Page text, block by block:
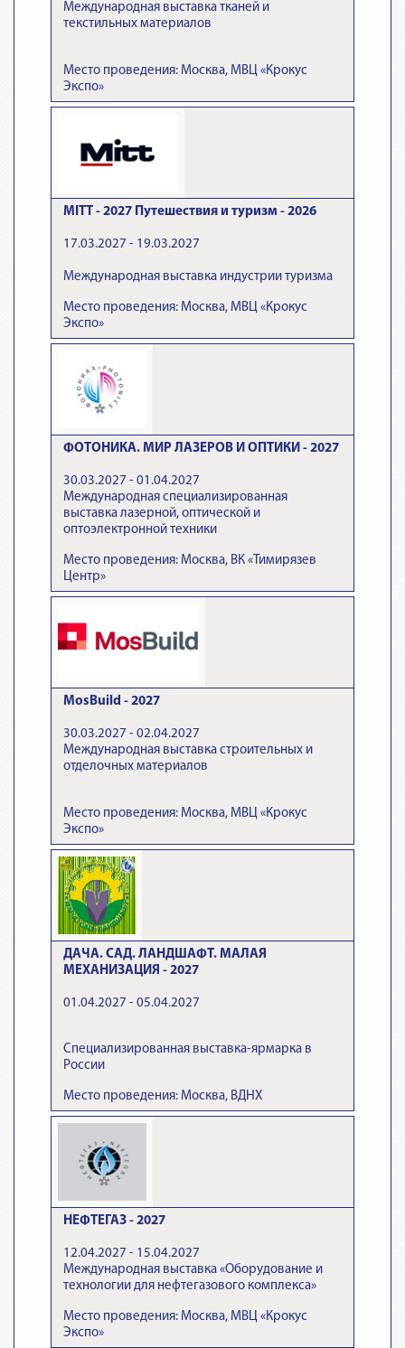
Международная выставка тканей и
текстильных материалов
Место проведения: Москва, МВЦ «Крокус
Экспо»
MITT - 2027 Путешествия и туризм - 2026
17.03.2027 - 19.03.2027
Международная выставка индустрии туризма
Место проведения: Москва, МВЦ «Крокус
Экспо»
ФОТОНИКА. МИР ЛАЗЕРОВ И ОПТИКИ - 2027
30.03.2027 - 01.04.2027
Международная специализированная
выставка лазерной, оптической и
оптоэлектронной техники
Место проведения: Москва, ВК «Тимирязев
Центр»
MosBuild - 2027
30.03.2027 - 02.04.2027
Международная выставка строительных и
отделочных материалов
Место проведения: Москва, МВЦ «Крокус
Экспо»
ДАЧА. САД. ЛАНДШАФТ. МАЛАЯ
МЕХАНИЗАЦИЯ - 2027
01.04.2027 - 05.04.2027
Специализированная выставка-ярмарка в
России
Место проведения: Москва, ВДНХ
НЕФТЕГАЗ - 2027
12.04.2027 - 15.04.2027
Международная выставка «Оборудование и
технологии для нефтегазового комплекса»
Место проведения: Москва, МВЦ «Крокус
Экспо»